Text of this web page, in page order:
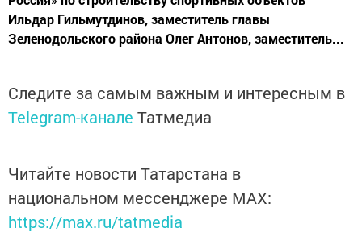
Ильдар Гильмутдинов, заместитель главы
Зеленодольского района Олег Антонов, заместитель...
Следите за самым важным и интересным в
Telegram-канале Татмедиа
Читайте новости Татарстана в
национальном мессенджере MАХ:
https://max.ru/tatmedia